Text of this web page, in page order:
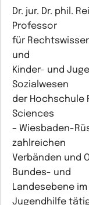
Dr. jur. Dr. phil.
Professor
für
und
Kinder- und
Sozialwesen
der Hochschule
Sciences
– Wiesbaden-
zahlreichen
Verbänden und
Bundes- und
Landesebene
Jugendhilfe